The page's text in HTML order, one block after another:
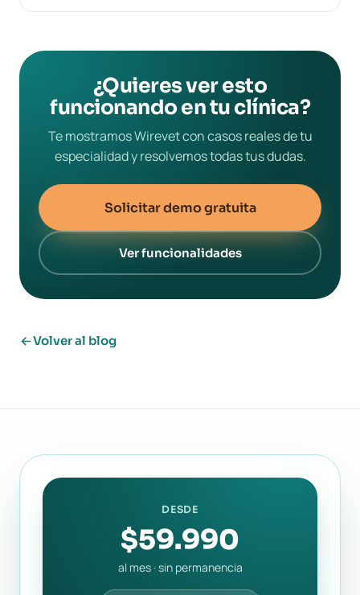
¿Quieres ver esto
funcionando en tu clínica?
Te mostramos Wirevet con casos reales de tu
especialidad y resolvemos todas tus dudas.
Solicitar demo gratuita
Ver funcionalidades
Volver al blog
DESDE
$59.990
al mes · sin permanencia